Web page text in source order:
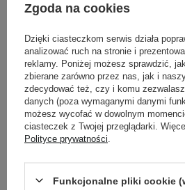
Pokaż więcej wpisów zCzerwiec 2022
Zgoda na cookies
Dzięki ciasteczkom serwis działa
analizować ruch na stronie i
reklamy. Poniżej możesz sprawdzić,
zbierane zarówno przez nas, jak i
zdecydować też, czy i komu
danych (poza wymaganymi danymi
możesz wycofać w dowolnym
ciasteczek z Twojej przeglądarki.
Polityce prywatności
Funkcjonalne pliki cookie